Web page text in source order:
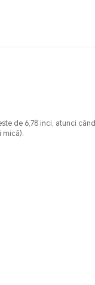
de 6,78 inci, atunci când
mică).